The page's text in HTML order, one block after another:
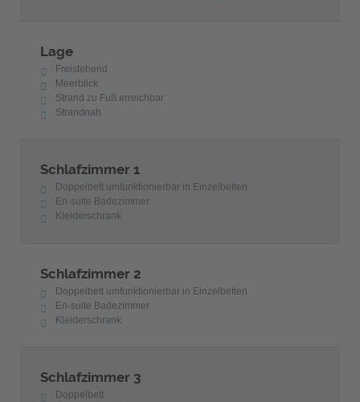
Lage
Freistehend
Meerblick
Strand zu Fuß erreichbar
Strandnah
Schlafzimmer 1
Doppelbett umfunktionierbar in Einzelbetten
En-suite Badezimmer
Kleiderschrank
Schlafzimmer 2
Doppelbett umfunktionierbar in Einzelbetten
En-suite Badezimmer
Kleiderschrank
Schlafzimmer 3
Doppelbett